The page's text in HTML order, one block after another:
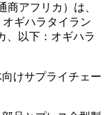
商アフリカ）は、
オギハラタイラン
、以下：オギハラ
けサプライチェー